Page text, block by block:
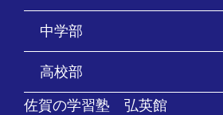
中学部
高校部
佐賀の学習塾 弘英館